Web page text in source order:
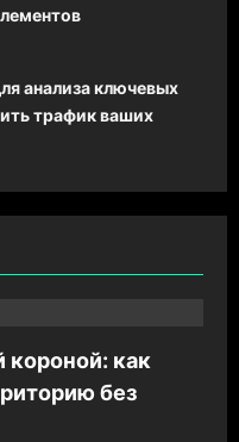
анализа ключевых
трафик ваших
короной: как
без